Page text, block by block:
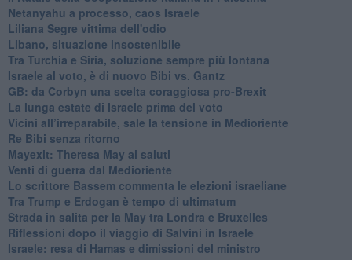
Netanyahu a processo, caos Israele
Liliana Segre vittima dell'odio
Libano, situazione insostenibile
Tra Turchia e Siria, soluzione sempre più lontana
Israele al voto, è di nuovo Bibi vs. Gantz
GB: da Corbyn una scelta coraggiosa pro-Brexit
La lunga estate di Israele prima del voto
Vicini all’irreparabile, sale la tensione in Medioriente
Re Bibi senza ritorno
Mayexit: Theresa May ai saluti
Venti di guerra dal Medioriente
Lo scrittore Bassem commenta le elezioni israeliane
Tra Trump e Erdogan è tempo di ultimatum
Strada in salita per la May tra Londra e Bruxelles
Riflessioni dopo il viaggio di Salvini in Israele
Israele: resa di Hamas e dimissioni del ministro